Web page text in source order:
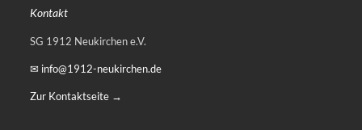
Kontakt
SG 1912 Neukirchen e.V.
✉ info@1912-neukirchen.de
Zur Kontaktseite →